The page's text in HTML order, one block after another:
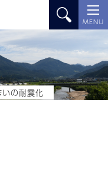
MENU
いの耐震化